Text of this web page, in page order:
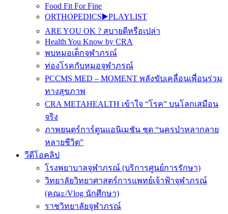
Food Fit For Fine
ORTHOPEDICS▶️PLAYLIST
ARE YOU OK ? สบายดีหรือเปล่า
Health You Know by CRA
พบหมอเด็กจุฬาภรณ์
ท่องโรคกับหมอจุฬาภรณ์
PCCMS MED – MOMENT พลังขับเคลื่อนเพื่อนร่วม
ทางสุขภาพ
CRA METAHEALTH เข้าใจ “โรค” บนโลกเสมือน
จริง
ภาพยนตร์การ์ตูนแอนิเมชัน ชุด “นครป่าหลากลาย
หลายชีวิต”
วีดีโอคลิป
โรงพยาบาลจุฬาภรณ์ (บริการศูนย์การรักษา)
วิทยาลัยวิทยาศาสตร์การแพทย์เจ้าฟ้าจุฬาภรณ์
(คณะ/Vlog นักศึกษา)
ราชวิทยาลัยจุฬาภรณ์